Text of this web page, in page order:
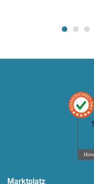
Marktplatz